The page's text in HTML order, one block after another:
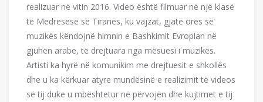
realizuar në vitin 2016. Video është filmuar në një klasë
të Medresesë së Tiranës, ku vajzat, gjatë orës së
muzikës këndojnë himnin e Bashkimit Evropian në
gjuhën arabe, të drejtuara nga mësuesi i muzikës.
Artisti ka hyrë në komunikim me drejtuesit e shkollës
dhe u ka kërkuar atyre mundësinë e realizimit të videos
së tij duke u mbështetur në përvojën dhe kujtimet e tij